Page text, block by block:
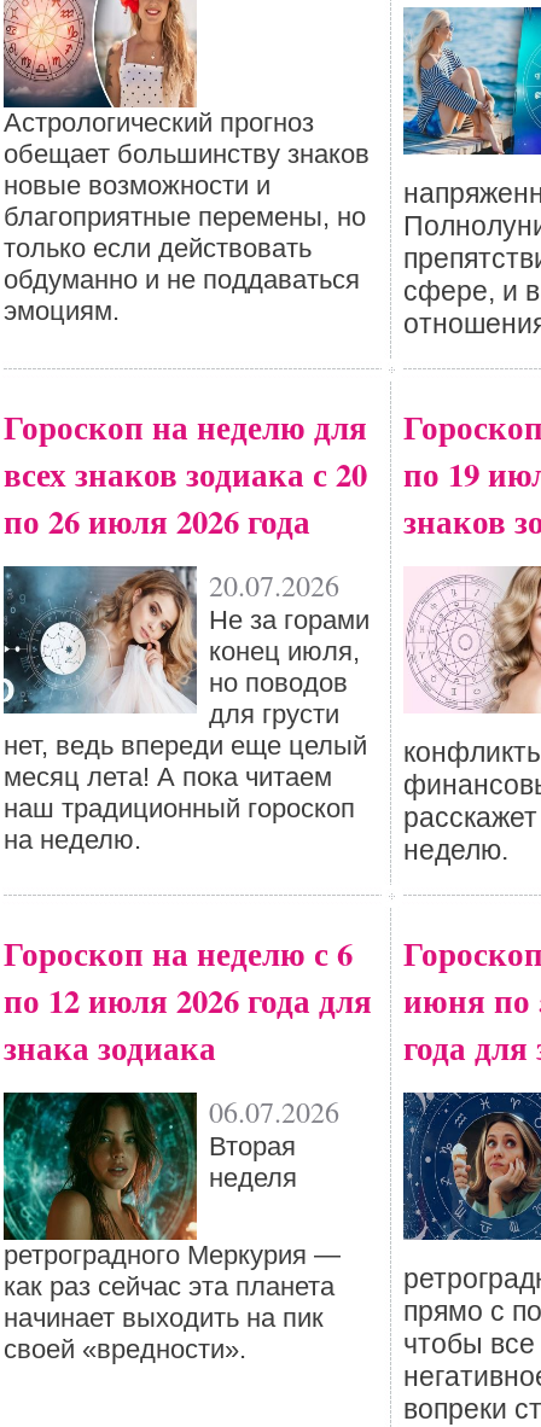
Астрологический прогноз
обещает большинству знаков
новые возможности и
благоприятные перемены, но
только если действовать
обдуманно и не поддаваться
эмоциям.
сфере, и
Гороскоп на неделю для
всех знаков зодиака с 20
по 26 июля 2026 года
20.07.2026
Не за горами
конец июля,
но поводов
для грусти
нет, ведь впереди еще целый
месяц лета! А пока читаем
наш традиционный гороскоп
на неделю.
по 19
знаков
неделю.
Гороскоп на неделю с 6
по 12 июля 2026 года для
знака зодиака
06.07.2026
Вторая
неделя
ретроградного Меркурия —
как раз сейчас эта планета
начинает выходить на пик
своей «вредности».
июня по
года
прямо с
чтобы
вопреки